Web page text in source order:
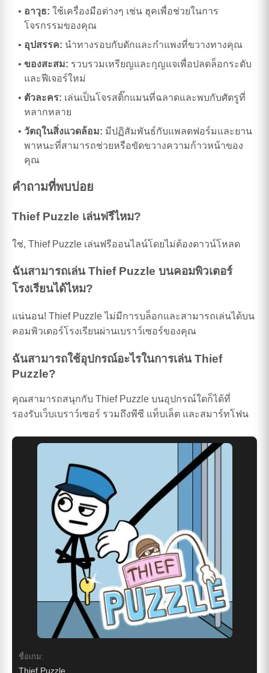
อาวุธ: ใช้เครื่องมือต่างๆ เช่น ฮุคเพื่อช่วยในการ
โจรกรรมของคุณ
อุปสรรค: นำทางรอบกับดักและกำแพงที่ขวางทางคุณ
ของสะสม: รวบรวมเหรียญและกุญแจเพื่อปลดล็อกระดับ
และฟีเจอร์ใหม่
ตัวละคร: เล่นเป็นโจรสติ๊กแมนที่ฉลาดและพบกับศัตรูที่
หลากหลาย
วัตถุในสิ่งแวดล้อม: มีปฏิสัมพันธ์กับแพลตฟอร์มและยาน
พาหนะที่สามารถช่วยหรือขัดขวางความก้าวหน้าของ
คุณ
คำถามที่พบบ่อย
Thief Puzzle เล่นฟรีไหม?
ใช่, Thief Puzzle เล่นฟรีออนไลน์โดยไม่ต้องดาวน์โหลด
ฉันสามารถเล่น Thief Puzzle บนคอมพิวเตอร์
โรงเรียนได้ไหม?
แน่นอน! Thief Puzzle ไม่มีการบล็อกและสามารถเล่นได้บน
คอมพิวเตอร์โรงเรียนผ่านเบราว์เซอร์ของคุณ
ฉันสามารถใช้อุปกรณ์อะไรในการเล่น Thief
Puzzle?
คุณสามารถสนุกกับ Thief Puzzle บนอุปกรณ์ใดก็ได้ที่
รองรับเว็บเบราว์เซอร์ รวมถึงพีซี แท็บเล็ต และสมาร์ทโฟน
ชื่อเกม:
Thief Puzzle